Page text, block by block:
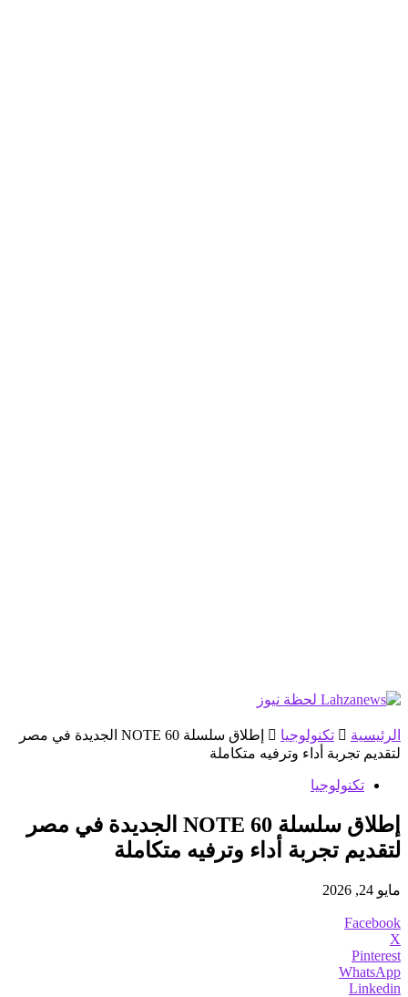
الرئيسية تكنولوجيا
إطلاق سلسلة NOTE 60 الجديدة في مصر
لتقديم تجربة أداء وترفيه متكاملة
تكنولوجيا
إطلاق سلسلة NOTE 60 الجديدة في مصر
لتقديم تجربة أداء وترفيه متكاملة
مايو 24, 2026
Facebook
X
Pinterest
WhatsApp
Linkedin